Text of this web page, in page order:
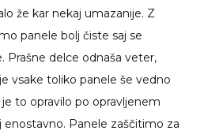
že kar nekaj umazanije. Z
panele bolj čiste saj se
Prašne delce odnaša veter,
vsake toliko panele še vedno
to opravilo po opravljenem
Panele zaščitimo za